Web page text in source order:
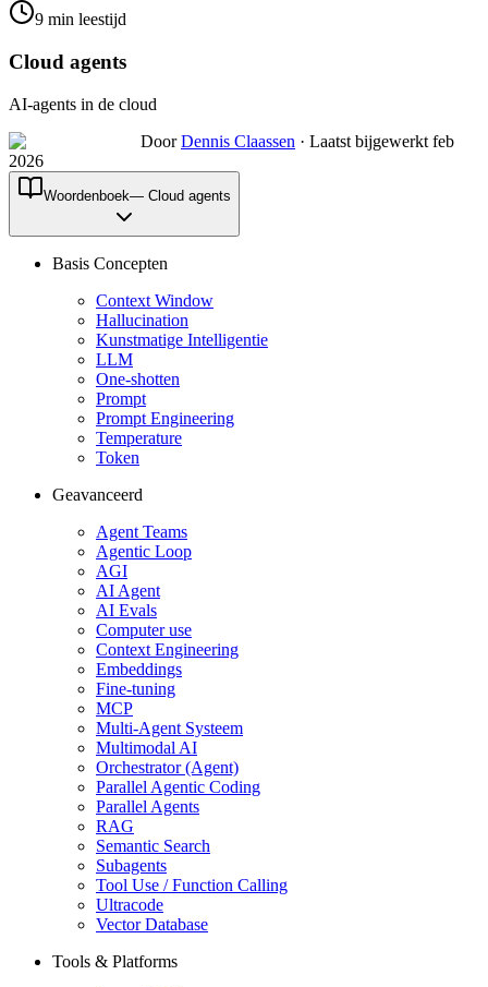
9 min leestijd
Cloud agents
AI-agents in de cloud
Door Dennis Claassen · Laatst bijgewerkt feb
2026
Woordenboek— Cloud agents
Basis Concepten
Context Window
Hallucination
Kunstmatige Intelligentie
LLM
One-shotten
Prompt
Prompt Engineering
Temperature
Token
Geavanceerd
Agent Teams
Agentic Loop
AGI
AI Agent
AI Evals
Computer use
Context Engineering
Embeddings
Fine-tuning
MCP
Multi-Agent Systeem
Multimodal AI
Orchestrator (Agent)
Parallel Agentic Coding
Parallel Agents
RAG
Semantic Search
Subagents
Tool Use / Function Calling
Ultracode
Vector Database
Tools & Platforms